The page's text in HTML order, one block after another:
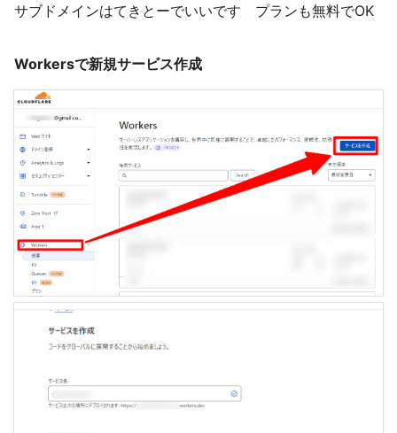
サブドメインはてきとーでいいです プランも無料でOK
Workersで新規サービス作成